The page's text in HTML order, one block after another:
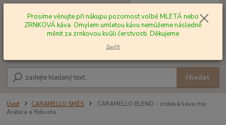
Hledat
+420 602 577 209 za0,00 Kč
Úvod CARAMELLO SMĚS
CARAMELLO BLEND - zrnková káva mix
Arabica a Robusta
Prosíme věnujte při nákupu pozornost volbě MLETÁ nebo
ZRNKOVÁ káva. Omylem umletou kávu nemůžeme následně
měnit za zrnkovou kvůli čerstvosti. Děkujeme
Zavřít